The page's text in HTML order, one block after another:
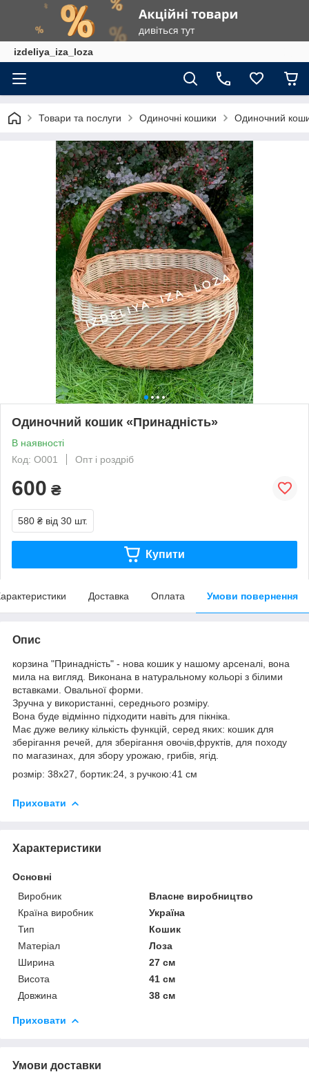
izdeliya_iza_loza
Товари та послуги Одиночні кошики Одиночний
Одиночний кошик «Принадність»
В наявності
Код: О001
Опт і роздріб
600 ₴
580 ₴ від 30 шт.
Купити
Доставка Оплата Умови повернення
Опис
корзина "Принадність" - нова кошик у нашому арсеналі, вона
мила на вигляд. Виконана в натуральному кольорі з білими
вставками. Овальної форми.
Зручна у використанні, середнього розміру.
Вона буде відмінно підходити навіть для пікніка.
Має дуже велику кількість функцій, серед яких: кошик для
зберігання речей, для зберігання овочів,фруктів, для походу
по магазинах, для збору урожаю, грибів, ягід.
розмір: 38х27, бортик:24, з ручкою:41 см
Приховати
Характеристики
Основні
Виробник
Власне виробництво
Країна виробник
Україна
Тип
Кошик
Матеріал
Лоза
Ширина
27 см
Висота
41 см
Довжина
38 см
Приховати
Умови доставки